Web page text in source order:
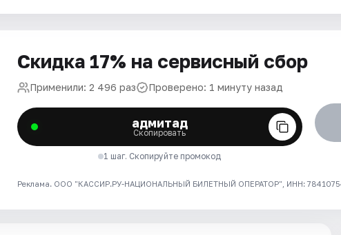
Скидка 17% на сервисный сбор
Применили: 2 496 раз Проверено: 1 минуту назад
адмитад
Скопировать
1 шаг. Скопируйте промокод
Реклама. ООО "КАССИР.РУ-НАЦИОНАЛЬНЫЙ БИЛЕТНЫЙ ОПЕРАТОР", ИНН: